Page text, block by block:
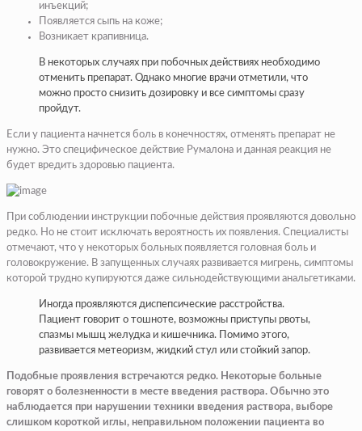
инъекций;
Появляется сыпь на коже;
Возникает крапивница.
В некоторых случаях при побочных действиях необходимо
отменить препарат. Однако многие врачи отметили, что
можно просто снизить дозировку и все симптомы сразу
пройдут.
Если у пациента начнется боль в конечностях, отменять препарат не
нужно. Это специфическое действие Румалона и данная реакция не
будет вредить здоровью пациента.
При соблюдении инструкции побочные действия проявляются довольно
редко. Но не стоит исключать вероятность их появления. Специалисты
отмечают, что у некоторых больных появляется головная боль и
головокружение. В запущенных случаях развивается мигрень, симптомы
которой трудно купируются даже сильнодействующими анальгетиками.
Иногда проявляются диспепсические расстройства.
Пациент говорит о тошноте, возможны приступы рвоты,
спазмы мышц желудка и кишечника. Помимо этого,
развивается метеоризм, жидкий стул или стойкий запор.
Подобные проявления встречаются редко. Некоторые больные
говорят о болезненности в месте введения раствора. Обычно это
наблюдается при нарушении техники введения раствора, выборе
слишком короткой иглы, неправильном положении пациента во